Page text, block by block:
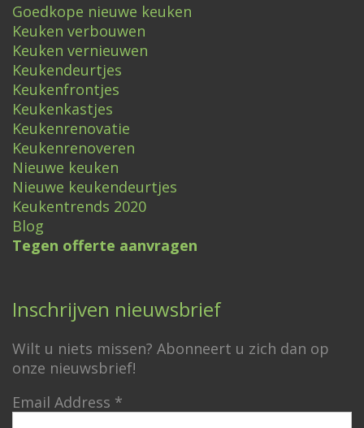
Goedkope nieuwe keuken
Keuken verbouwen
Keuken vernieuwen
Keukendeurtjes
Keukenfrontjes
Keukenkastjes
Keukenrenovatie
Keukenrenoveren
Nieuwe keuken
Nieuwe keukendeurtjes
Keukentrends 2020
Blog
Tegen offerte aanvragen
Inschrijven nieuwsbrief
Wilt u niets missen? Abonneert u zich dan op
onze nieuwsbrief!
Email Address *